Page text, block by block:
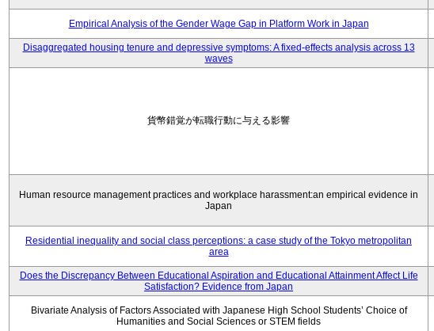
Empirical Analysis of the Gender Wage Gap in Platform Work in Japan
Disaggregated housing tenure and depressive symptoms: A fixed-effects analysis across 13
waves
貨幣錯覚が転職行動に与える影響
Human resource management practices and workplace harassment:an empirical evidence in
Japan
Residential inequality and social class perceptions: a case study of the Tokyo metropolitan
area
Does the Discrepancy Between Educational Aspiration and Educational Attainment Affect Life
Satisfaction? Evidence from Japan
Bivariate Analysis of Factors Associated with Japanese High School Students’ Choice of
Humanities and Social Sciences or STEM fields